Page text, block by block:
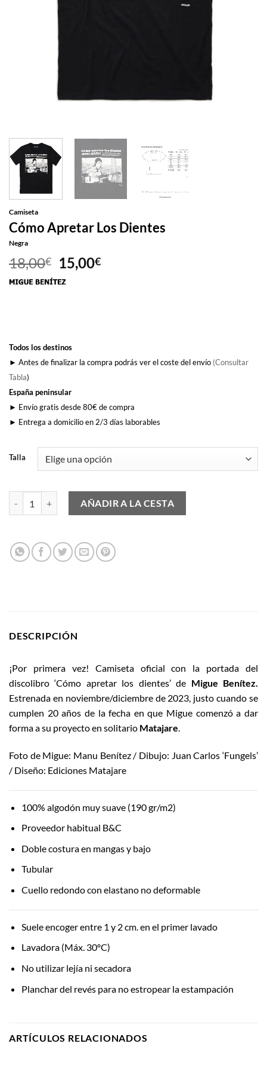
Camiseta
Cómo Apretar Los Dientes
Negra
18,00€
El
precio
15,00€El
Todos los destinos
► Antes de finalizar la compra podrás ver el coste del envío (Consultar
Tabla)
España peninsular
► Envío gratis desde 80€ de compra
► Entrega a domicilio en 2/3 días laborables
Talla
Cómo Apretar Los Dientes cantidad
AÑADIR A LA CESTA
DESCRIPCIÓN
¡Por primera vez! Camiseta oficial con la portada del
discolibro ‘Cómo apretar los dientes’ de Migue Benítez.
Estrenada en noviembre/diciembre de 2023, justo cuando se
cumplen 20 años de la fecha en que Migue comenzó a dar
forma a su proyecto en solitario Matajare.
Foto de Migue: Manu Benítez / Dibujo: Juan Carlos ‘Fungels’
/ Diseño: Ediciones Matajare
100% algodón muy suave (190 gr/m2)
Proveedor habitual B&C
Doble costura en mangas y bajo
Tubular
Cuello redondo con elastano no deformable
Suele encoger entre 1 y 2 cm. en el primer lavado
Lavadora (Máx. 30ºC)
No utilizar lejía ni secadora
Planchar del revés para no estropear la estampación
ARTÍCULOS RELACIONADOS